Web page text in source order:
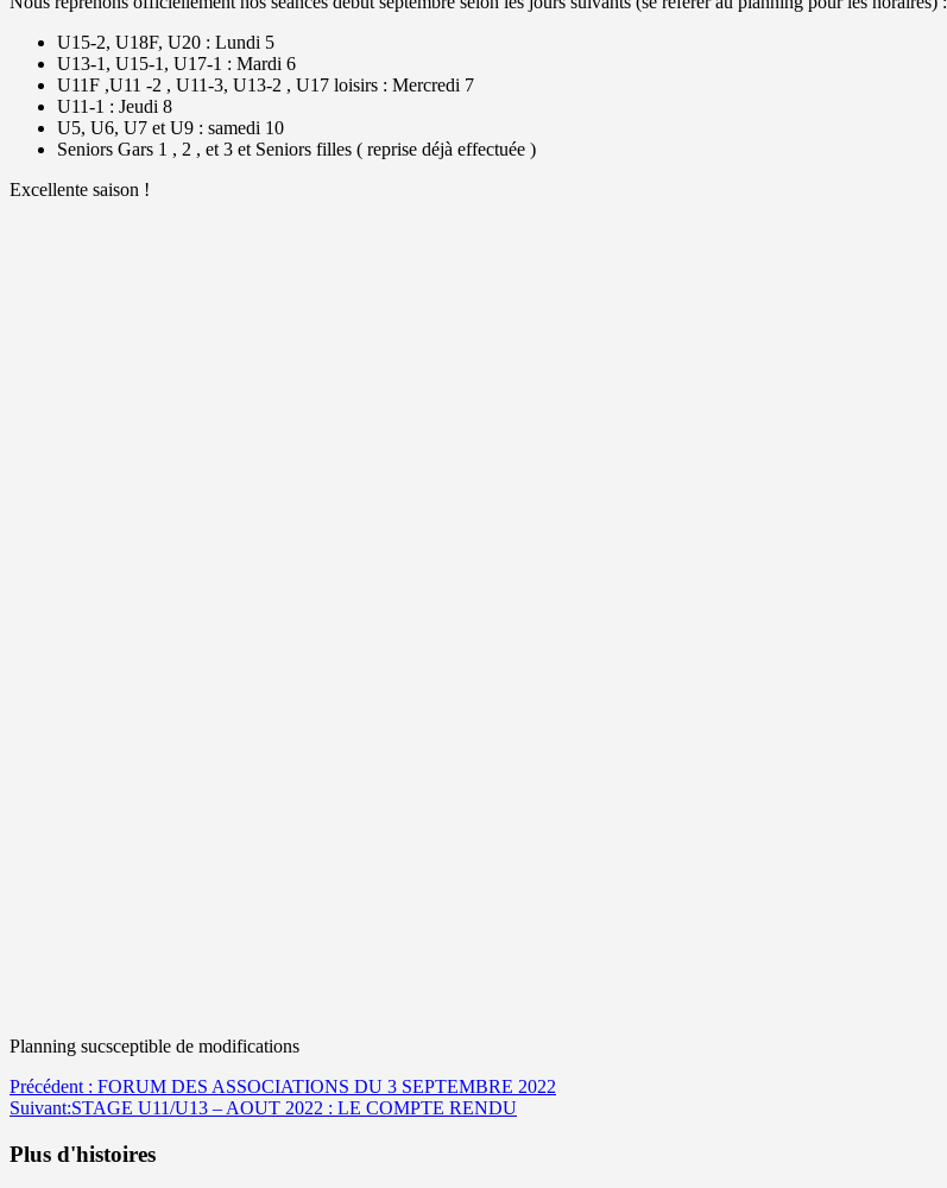
U15-2, U18F, U20 : Lundi 5
U13-1, U15-1, U17-1 : Mardi 6
U11F ,U11 -2 , U11-3, U13-2 , U17 loisirs : Mercredi 7
U11-1 : Jeudi 8
U5, U6, U7 et U9 : samedi 10
Seniors Gars 1 , 2 , et 3 et Seniors filles ( reprise déjà effectuée )
Excellente saison !
Planning sucsceptible de modifications
Navigation
d’article
Précédent : FORUM DES ASSOCIATIONS DU 3 SEPTEMBRE 2022
Suivant:STAGE U11/U13 – AOUT 2022 : LE COMPTE RENDU
Plus d'histoires